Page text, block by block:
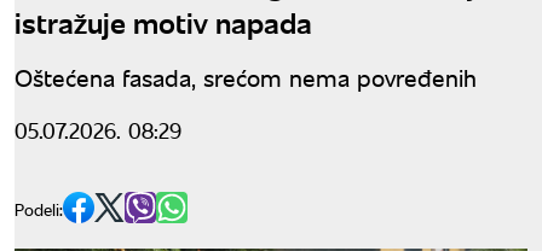
istražuje motiv napada
Oštećena fasada, srećom nema povređenih
05.07.2026. 08:29
Podeli: